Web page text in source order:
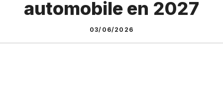
automobile en 2027
03/06/2026